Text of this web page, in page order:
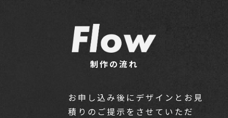
制作の流れ
お申し込み後にデザインとお見
積りのご提示をさせていただ